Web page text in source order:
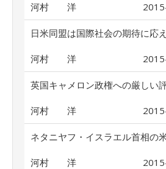
河村 洋
日米同盟は国際社会の期待に応
河村 洋
英国キャメロン政権への厳しい
河村 洋
ネタニヤフ・イスラエル首相の
河村 洋